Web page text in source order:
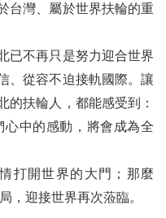
台灣、屬於世界扶輪的重
已不再只是努力迎合世界
、從容不迫接軌國際。讓
的扶輪人，都能感受到：
中的感動，將會成為全
打開世界的大門；那麼
，迎接世界再次蒞臨。